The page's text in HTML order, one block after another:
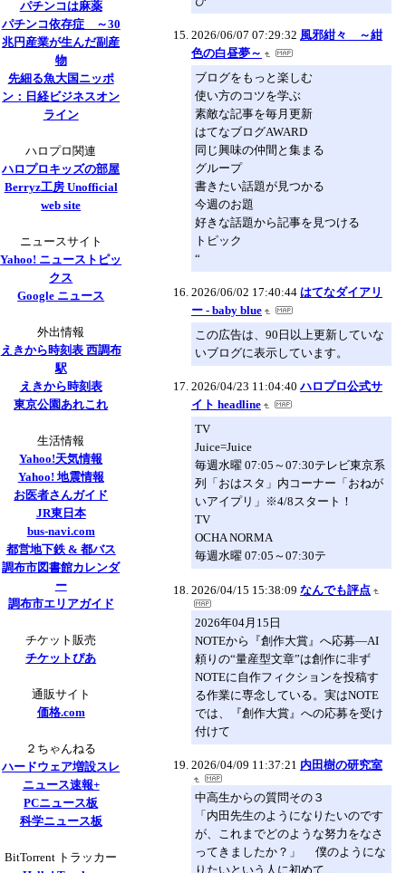
パチンコは麻薬
パチンコ依存症 ～30
兆円産業が生んだ副産
物
先細る魚大国ニッポ
ン：日経ビジネスオン
ライン
ハロプロ関連
ハロプロキッズの部屋
Berryz工房 Unofficial
web site
ニュースサイト
Yahoo! ニューストピッ
クス
Google ニュース
外出情報
えきから時刻表 西調布
駅
えきから時刻表
東京公園あれこれ
生活情報
Yahoo!天気情報
Yahoo! 地震情報
お医者さんガイド
JR東日本
bus-navi.com
都営地下鉄 & 都バス
調布市図書館カレンダ
ー
調布市エリアガイド
チケット販売
チケットぴあ
通販サイト
価格.com
２ちゃんねる
ハードウェア増設スレ
ニュース速報+
PCニュース板
科学ニュース板
BitTorrent トラッカー
2026/06/07 07:29:32 風邪紺々 ～紺
色の白昼夢～
ブログをもっと楽しむ
使い方のコツを学ぶ
素敵な記事を毎月更新
はてなブログAWARD
同じ興味の仲間と集まる
グループ
書きたい話題が見つかる
今週のお題
好きな話題から記事を見つける
トピック
“
2026/06/02 17:40:44 はてなダイアリ
ー - baby blue
この広告は、90日以上更新していな
いブログに表示しています。
2026/04/23 11:04:40 ハロプロ公式サ
イト headline
TV
Juice=Juice
毎週水曜 07:05～07:30テレビ東京系
列「おはスタ」内コーナー「おねが
いアイプリ」※4/8スタート！
TV
OCHA NORMA
毎週水曜 07:05～07:30テ
2026/04/15 15:38:09 なんでも評点
2026年04月15日
NOTEから『創作大賞』へ応募―AI
頼りの“量産型文章”は創作に非ず
NOTEに自作フィクションを投稿す
る作業に専念している。実はNOTE
では、『創作大賞』への応募を受け
付けて
2026/04/09 11:37:21 内田樹の研究室
中高生からの質問その３
「内田先生のようになりたいのです
が、これまでどのような努力をなさ
ってきましたか？」 僕のようにな
りたいという人に初めて...